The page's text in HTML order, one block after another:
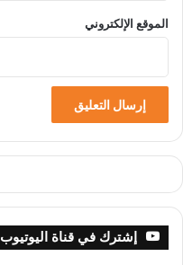
الموقع الإلكتروني
إشترك في قناة اليوتيوب